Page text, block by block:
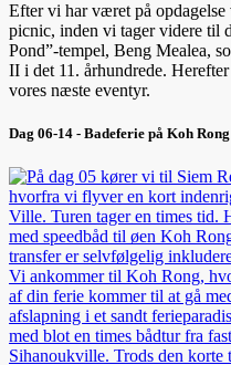
Efter vi har været på
picnic, inden vi tager videre til
Pond”-tempel, Beng Mealea,
II i det 11. århundrede.
vores næste eventyr.
Dag 06-14 - Badeferie på Koh Rong